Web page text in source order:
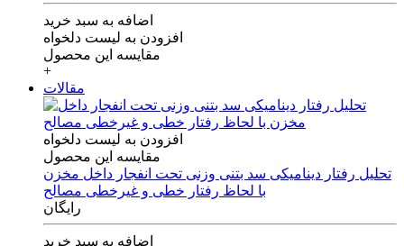
اضافه به سبد خرید
افزودن به لیست دلخواه
مقایسه این محصول
+
مقالات
افزودن به لیست دلخواه
مقایسه این محصول
تحلیل رفتار دینامیکی سد بتنی وزنی تحت انفجار داخل مخزن
با لحاظ رفتار خطی و غیرخطی مصالح
رایگان
اضافه به سبد خرید